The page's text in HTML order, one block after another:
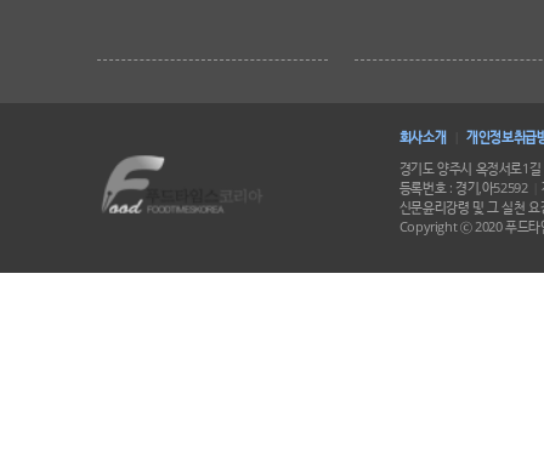
회사소개
개인정보취급
경기도 양주시 옥정서로1
등록번호 : 경기,아52592
신문윤리강령 및 그 실천
Copyright ⓒ 2020 푸드타